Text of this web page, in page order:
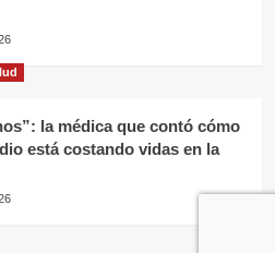
la médica que contó cómo
está costando vidas en la